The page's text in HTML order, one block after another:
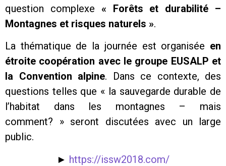
question complexe « Forêts et durabilité –
Montagnes et risques naturels ».
La thématique de la journée est organisée en
étroite coopération avec le groupe EUSALP et
la Convention alpine. Dans ce contexte, des
questions telles que « la sauvegarde durable de
l’habitat dans les montagnes – mais
comment? » seront discutées avec un large
public.
► https://issw2018.com/